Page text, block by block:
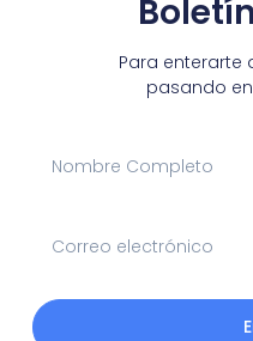
Para enterarte
pasando